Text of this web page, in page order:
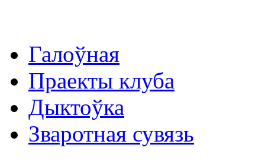
Галоўная
Праекты клуба
Дыктоўка
Зваротная сувязь